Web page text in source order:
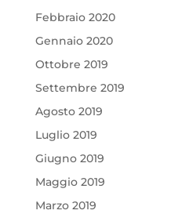
Febbraio 2020
Gennaio 2020
Ottobre 2019
Settembre 2019
Agosto 2019
Luglio 2019
Giugno 2019
Maggio 2019
Marzo 2019